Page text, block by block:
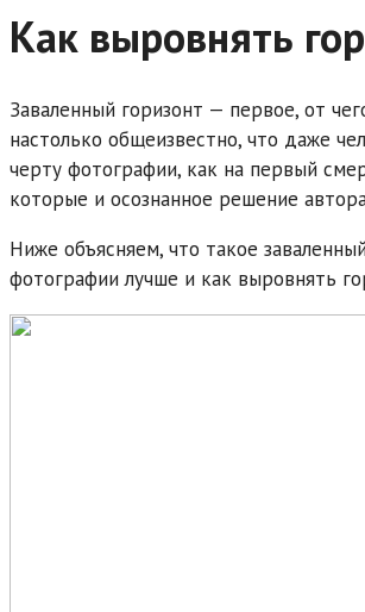
Как выровнять
Заваленный горизонт — первое, от
настолько общеизвестно, что даже
черту фотографии, как на первый
которые и осознанное решение
Ниже объясняем, что такое
фотографии лучше и как выровнять